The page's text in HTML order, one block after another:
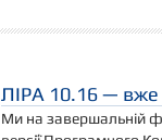
ЛІРА 10.16 — вже
Ми на завершальній